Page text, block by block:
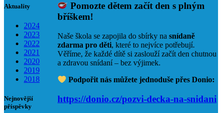
Aktuality
2024
2023
2022
2021
2020
2019
2018
Nejnovější
příspěvky
Pomozte dětem začít den s plným
bříškem!
Naše škola se zapojila do sbírky na snídaně
zdarma pro děti, které to nejvíce potřebují.
Věříme, že každé dítě si zaslouží začít den chutnou
a zdravou snídaní – bez výjimek.
Podpořit nás můžete jednoduše přes Donio:
https://donio.cz/pozvi-decka-na-snidani